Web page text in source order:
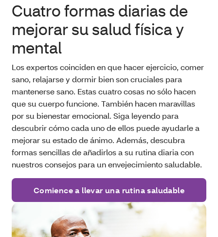
Cuatro formas diarias de
mejorar su salud física y
mental
Los expertos coinciden en que hacer ejercicio, comer
sano, relajarse y dormir bien son cruciales para
mantenerse sano. Estas cuatro cosas no sólo hacen
que su cuerpo funcione. También hacen maravillas
por su bienestar emocional. Siga leyendo para
descubrir cómo cada uno de ellos puede ayudarle a
mejorar su estado de ánimo. Además, descubra
formas sencillas de añadirlos a su rutina diaria con
nuestros consejos para un envejecimiento saludable.
Comience a llevar una rutina saludable